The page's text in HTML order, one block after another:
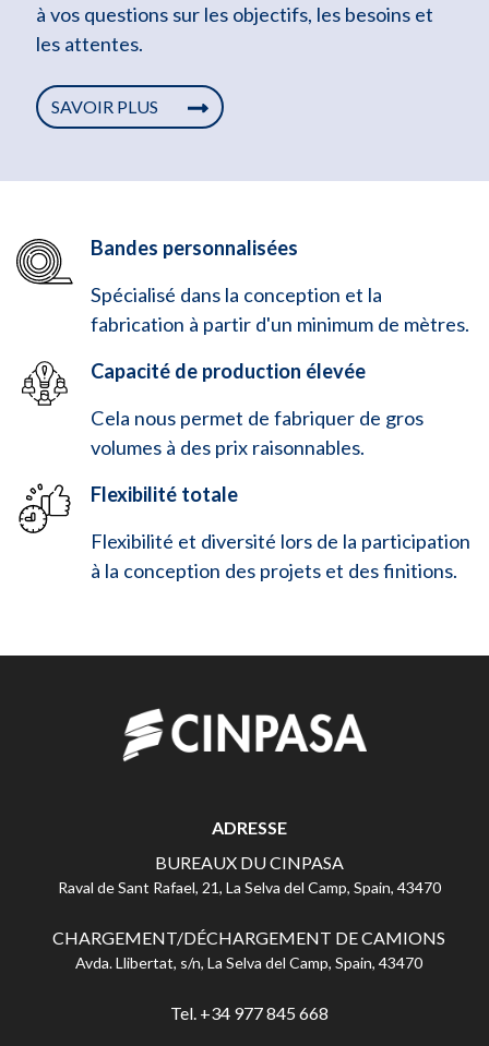
à vos questions sur les objectifs, les besoins et
les attentes.
SAVOIR PLUS
Bandes personnalisées
Spécialisé dans la conception et la
fabrication à partir d'un minimum de mètres.
Capacité de production élevée
Cela nous permet de fabriquer de gros
volumes à des prix raisonnables.
Flexibilité totale
Flexibilité et diversité lors de la participation
à la conception des projets et des finitions.
ADRESSE
BUREAUX DU CINPASA
Raval de Sant Rafael, 21, La Selva del Camp, Spain, 43470
CHARGEMENT/DÉCHARGEMENT DE CAMIONS
Avda. Llibertat, s/n, La Selva del Camp, Spain, 43470
Tel. +34 977 845 668